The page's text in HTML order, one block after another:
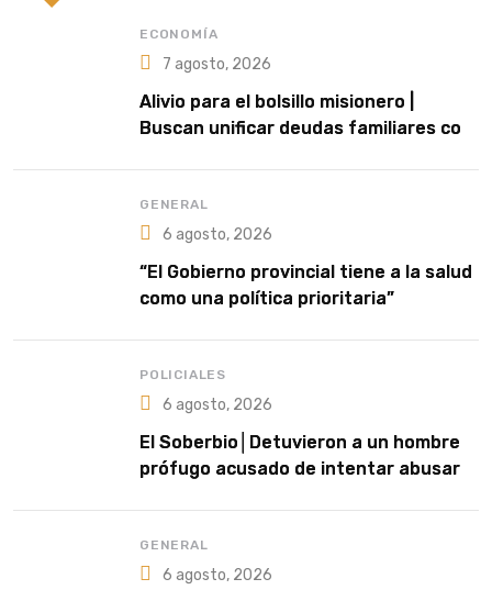
ECONOMÍA
7 agosto, 2026
Alivio para el bolsillo misionero |
Buscan unificar deudas familiares con
GENERAL
6 agosto, 2026
“El Gobierno provincial tiene a la salud
como una política prioritaria”
POLICIALES
6 agosto, 2026
El Soberbio│Detuvieron a un hombre
prófugo acusado de intentar abusar
GENERAL
6 agosto, 2026